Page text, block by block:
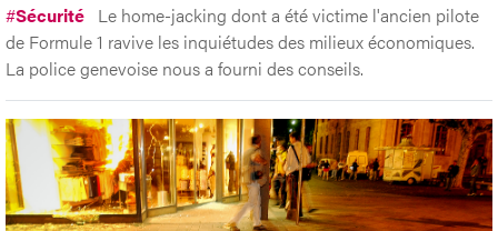
#Sécurité Le home-jacking dont a été victime l'ancien pilote
de Formule 1 ravive les inquiétudes des milieux économiques.
La police genevoise nous a fourni des conseils.